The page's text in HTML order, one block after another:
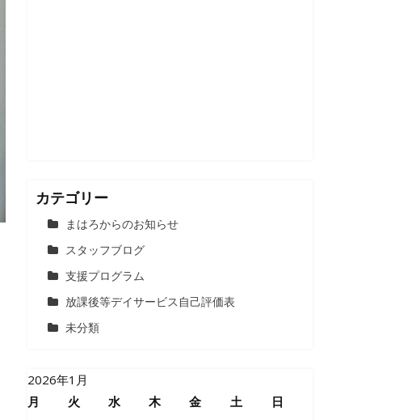
カテゴリー
まはろからのお知らせ
スタッフブログ
支援プログラム
放課後等デイサービス自己評価表
未分類
2026年1月
月
火 水 木 金 土
日